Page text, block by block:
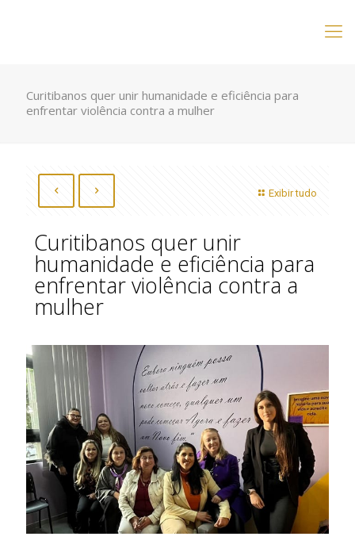
Curitibanos quer unir humanidade e eficiência para
enfrentar violência contra a mulher
Exibir tudo
Curitibanos quer unir
humanidade e eficiência para
enfrentar violência contra a
mulher